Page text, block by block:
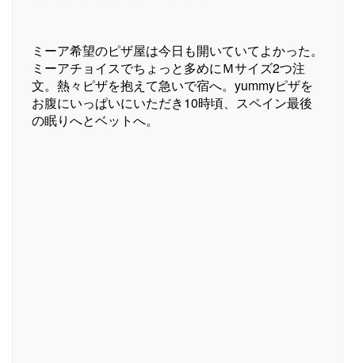
ミーア希望のピザ屋は今日も開いていてよかった。
ミーアチョイスでちょっと多めにＭサイズ2つ注
文。熱々ピザを抱えて急いで宿へ。yummyピザを
お腹にいっぱいにいただき10時頃、スペイン最後
の眠りへとベットへ。